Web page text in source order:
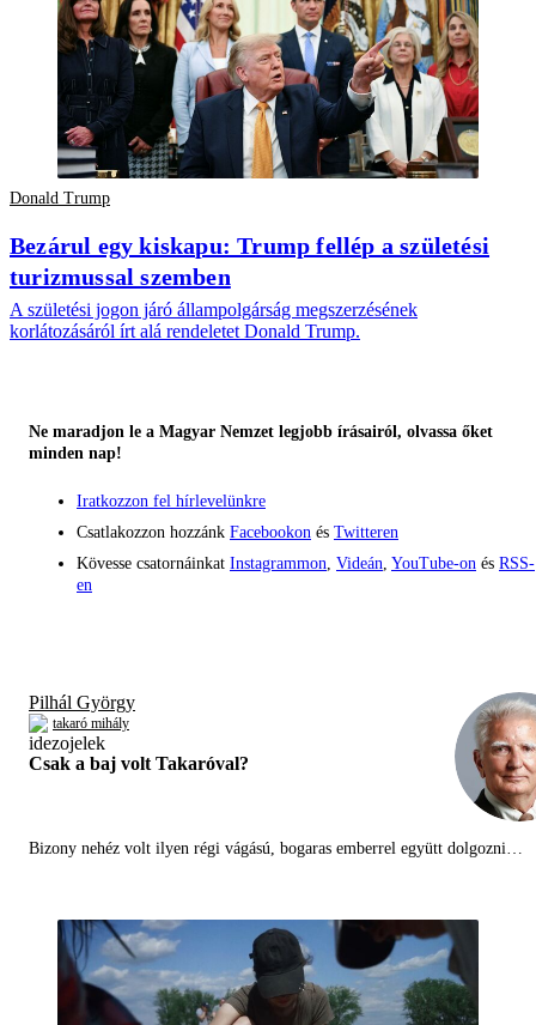
Donald Trump
Bezárul egy kiskapu: Trump fellép a születési
turizmussal szemben
A születési jogon járó állampolgárság megszerzésének
korlátozásáról írt alá rendeletet Donald Trump.
Ne maradjon le a Magyar Nemzet legjobb írásairól, olvassa őket
minden nap!
Iratkozzon fel hírlevelünkre
Csatlakozzon hozzánk Facebookon és Twitteren
Kövesse csatornáinkat Instagrammon Videán YouTube-on és RSS-
en
Pilhál György
takaró mihály
Csak a baj volt Takaróval?
Bizony nehéz volt ilyen régi vágású, bogaras emberrel együtt dolgozni…